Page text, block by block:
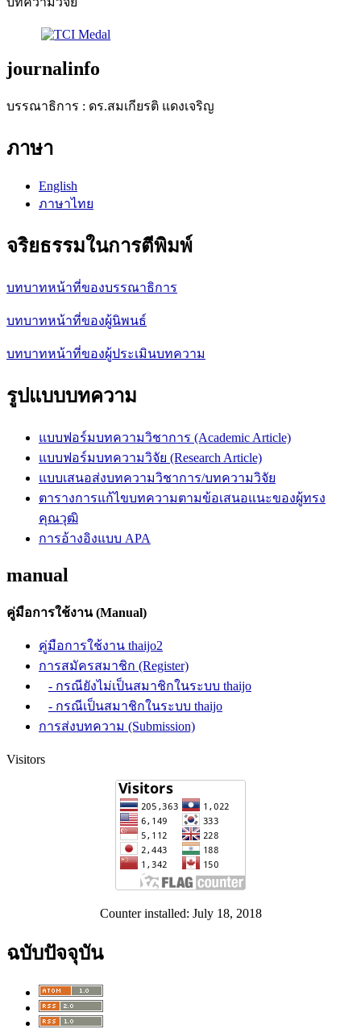
journalinfo
บรรณาธิการ : ดร.สมเกียรติ แดงเจริญ
ภาษา
English
ภาษาไทย
จริยธรรมในการตีพิมพ์
บทบาทหน้าที่ของบรรณาธิการ
บทบาทหน้าที่ของผู้นิพนธ์
บทบาทหน้าที่ของผู้ประเมินบทความ
รูปแบบบทความ
แบบฟอร์มบทความวิชาการ (Academic Article)
แบบฟอร์มบทความวิจัย (Research Article)
แบบเสนอส่งบทความวิชาการ/บทความวิจัย
ตารางการแก้ไขบทความตามข้อเสนอแนะของผู้ทรง
คุณวุฒิ
การอ้างอิงแบบ APA
manual
คู่มือการใช้งาน (Manual)
คู่มือการใช้งาน thaijo2
การสมัครสมาชิก (Register)
- กรณียังไม่เป็นสมาชิกในระบบ thaijo
- กรณีเป็นสมาชิกในระบบ thaijo
การส่งบทความ (Submission)
Visitors
Counter installed: July 18, 2018
ฉบับปัจจุบัน